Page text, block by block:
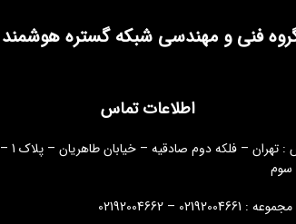
فنی و مهندسی شبکه گستره هوشمند
اطلاعات تماس
آدرس : تهران – فلکه دوم صادقیه – خیابان طاهریان – پلاک 1 –
سوم
– 02192004662